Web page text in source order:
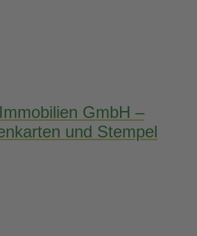
GmbH –
und Stempel